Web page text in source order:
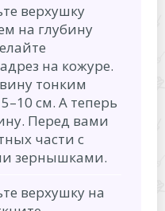
верхушку
на глубину
на кожуре.
тонким
см. А теперь
Перед вами
части с
зернышками.
верхушку на